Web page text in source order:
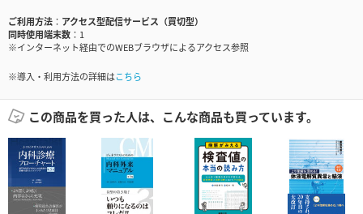
ご利用方法
アクセス型配信サービス（買切型）
同時使用端末数
1
※インターネット経由でのWEBブラウザによるアクセス参照
※導入・利用方法の詳細はこちら
この商品を買った人は、こんな商品も買っています。